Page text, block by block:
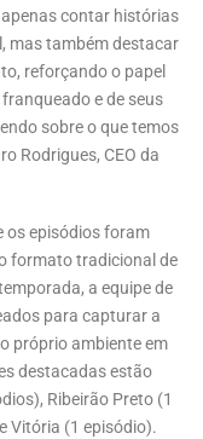
contar histórias
mas também destacar
reforçando o papel
e de seus
sobre o que temos
Rodrigues, CEO da
os episódios foram
formato tradicional de
a equipe de
para capturar a
próprio ambiente em
destacadas estão
Ribeirão Preto (1
Vitória (1 episódio).